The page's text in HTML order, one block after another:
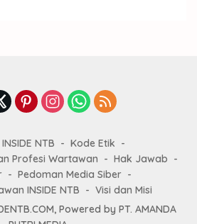
NTB
Kode Etik
Profesi Wartawan
Hak Jawab
Pedoman Media Siber
INSIDE NTB
Visi dan Misi
Powered by PT. AMANDA